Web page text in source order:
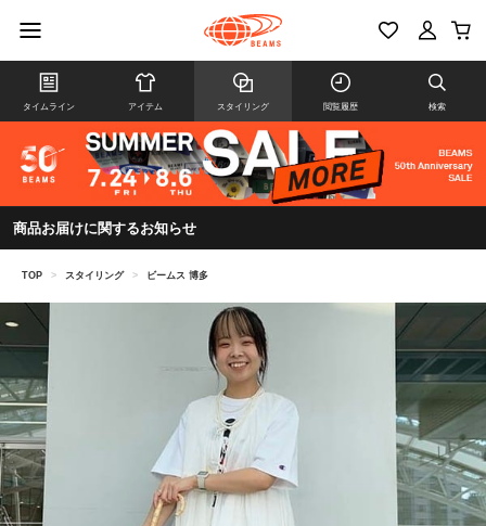
タイムライン アイテム スタイリング 閲覧履歴 検索
商品お届けに関するお知らせ
TOP > スタイリング > ビームス 博多